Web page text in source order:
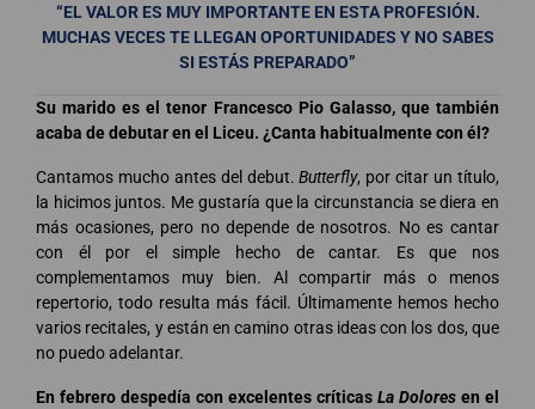
“EL VALOR ES MUY IMPORTANTE EN ESTA PROFESIÓN.
MUCHAS VECES TE LLEGAN OPORTUNIDADES Y NO SABES
SI ESTÁS PREPARADO”
Su marido es el tenor Francesco Pio Galasso, que también
acaba de debutar en el Liceu. ¿Canta habitualmente con él?
Cantamos mucho antes del debut.Butterfly, por citar un título,
la hicimos juntos. Me gustaría que la circunstancia se diera en
más ocasiones, pero no depende de nosotros. No es cantar
con él por el simple hecho de cantar. Es que nos
complementamos muy bien. Al compartir más o menos
repertorio, todo resulta más fácil. Últimamente hemos hecho
varios recitales, y están en camino otras ideas con los dos, que
no puedo adelantar.
En febrero despedía con excelentes críticas La Dolores en el